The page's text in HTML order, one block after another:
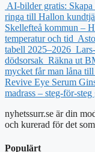
AI-bilder gratis:
ringa till Hallon
Skellefteå kommun –
temperatur och tid
tabell 2025–2026
dödsorsak Räkna ut
mycket får man låna
Revive Eye Serum
madrass – steg-för-
nyhetssurr.se är din
och kurerad för det
Populärt